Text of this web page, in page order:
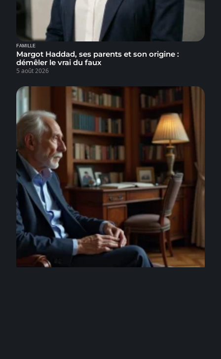
FAMILLE
Margot Haddad, ses parents et son origine :
démêler le vrai du faux
5 août 2026